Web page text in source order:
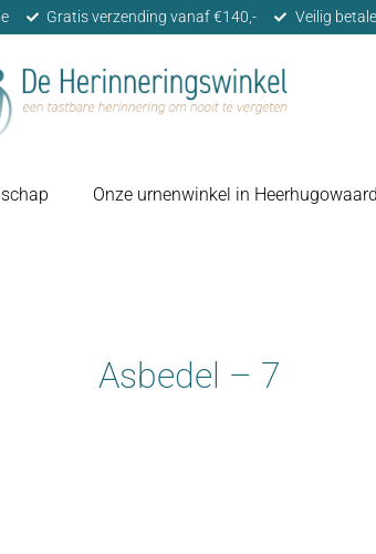
Gratis verzending vanaf €140,- Veilig
Onze urnenwinkel in Heerhugowaard
Asbedel – 7